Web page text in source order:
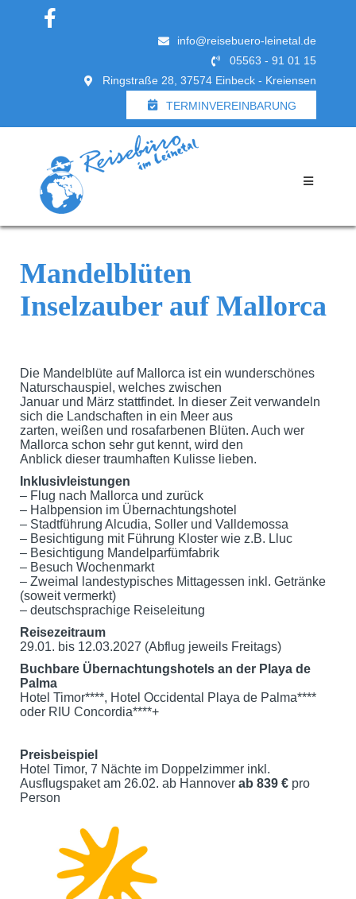
info@reisebuero-leinetal.de
05563 - 91 01 15
Ringstraße 28, 37574 Einbeck - Kreiensen
TERMINVEREINBARUNG
Mandelblüten
Inselzauber auf Mallorca
Die Mandelblüte auf Mallorca ist ein wunderschönes
Naturschauspiel, welches zwischen
Januar und März stattfindet. In dieser Zeit verwandeln
sich die Landschaften in ein Meer aus
zarten, weißen und rosafarbenen Blüten. Auch wer
Mallorca schon sehr gut kennt, wird den
Anblick dieser traumhaften Kulisse lieben.
Inklusivleistungen
– Flug nach Mallorca und zurück
– Halbpension im Übernachtungshotel
– Stadtführung Alcudia, Soller und Valldemossa
– Besichtigung mit Führung Kloster wie z.B. Lluc
– Besichtigung Mandelparfümfabrik
– Besuch Wochenmarkt
– Zweimal landestypisches Mittagessen inkl. Getränke
(soweit vermerkt)
– deutschsprachige Reiseleitung
Reisezeitraum
29.01. bis 12.03.2027 (Abflug jeweils Freitags)
Buchbare Übernachtungshotels an der Playa de
Palma
Hotel Timor****, Hotel Occidental Playa de Palma****
oder RIU Concordia****+
Preisbeispiel
Hotel Timor, 7 Nächte im Doppelzimmer inkl.
Ausflugspaket am 26.02. ab Hannover ab 839 € pro
Person